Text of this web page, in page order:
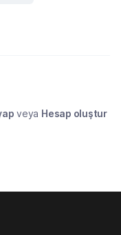
veya Hesap oluştur